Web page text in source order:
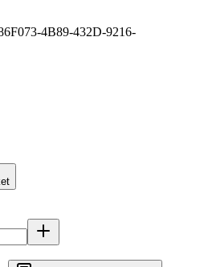
4B89-432D-9216-